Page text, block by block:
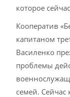
которое
Кооператив
капитаном
Василенко
проблемы
семей. Сейчас